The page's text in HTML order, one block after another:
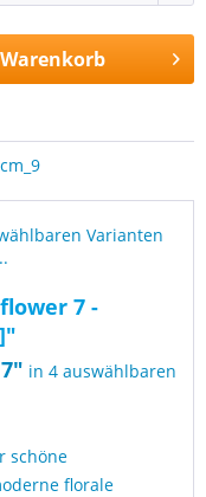
Warenkorb
Varianten
7 -
in 4 auswählbaren
schöne
florale